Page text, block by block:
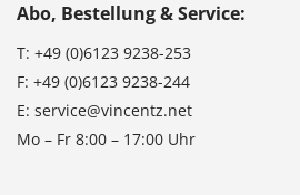
Abo, Bestellung & Service:
T: +49 (0)6123 9238-253
F: +49 (0)6123 9238-244
E: service@vincentz.net
Mo – Fr 8:00 – 17:00 Uhr